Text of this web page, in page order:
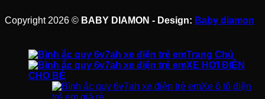
Copyright 2026 © BABY DIAMON - Design: Baby diamon
Trang Chủ
XE HƠI ĐIỆN
CHO BÉ
Xe ô tô điện
trẻ em giá rẻ